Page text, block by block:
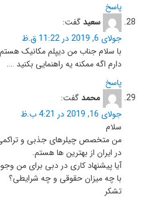
پاسخ
سعیدگفت:
جولای 6, 2019 در 11:22 ق.ظ
با سلام جناب من دیپلم مکانیک
دارم اگه ممکنه یه راهنمایی بکنید ….
پاسخ
محمدگفت:
جولای 16, 2019 در 4:21 ب.ظ
سلام
من متخصص چیلرهای جذبی و تراکمی
در ایران از بهترین ها هستم.
آیا پیشنهاد کاری در دبی برای من
با چه میزان حقوقی و چه شرایطی؟
تشکر